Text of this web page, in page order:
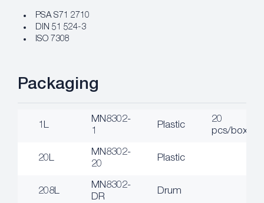
PSA S71 2710
DIN 51 524-3
ISO 7308
Packaging
1L
MN8302-
1
Plastic
20
pcs/box
20L
MN8302-
20
Plastic
208L
MN8302-
DR
Drum